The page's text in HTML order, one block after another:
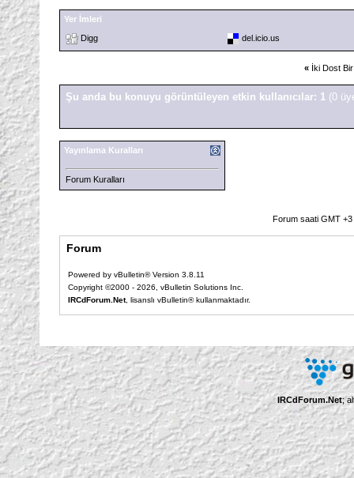
Yer İmleri
Digg
del.icio.us
« İki Dost
Şu anda bu konuyu görüntüleyen etkin kullanıcılar: 1 (0
Yayınlama Kuralları
Forum Kuralları
Forum saati GMT
Forum
Powered by vBulletin® Version 3.8.11
Copyright ©2000 - 2026, vBulletin Solutions Inc.
IRCdForum.Net, lisanslı vBulletin® kullanmaktadır.
IRCdForum.Net;